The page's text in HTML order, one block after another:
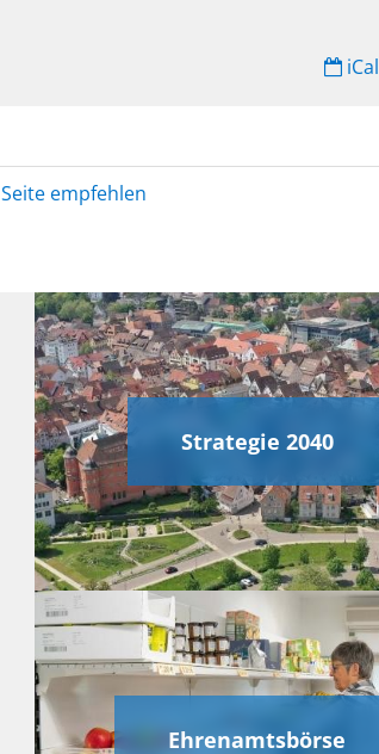
iCal
Seite empfehlen
Strategie 2040
Ehrenamtsbörse